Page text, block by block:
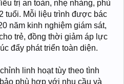
trị an toàn, nhẹ nhàng, phù
tuổi. Mỗi liệu trình được bác
năm kinh nghiệm giám sát,
trẻ, đồng thời giảm áp lực
đẩy phát triển toàn diện.
linh hoạt tùy theo tình
phù hợp với nhu cầu và